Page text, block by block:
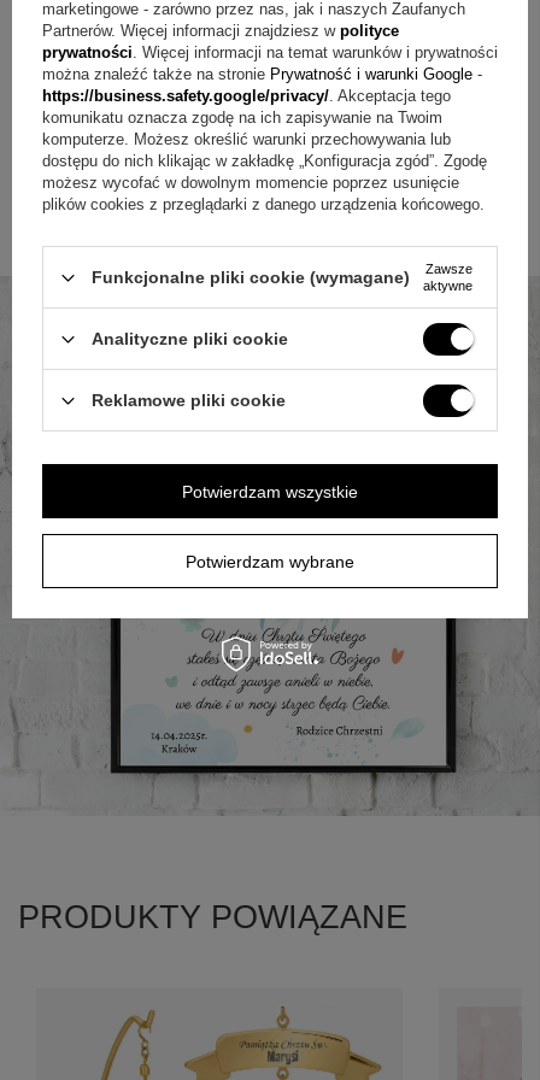
oprawy.
Pamiątka, do której się wraca
Jeśli chcesz podarować coś osobistego i eleganckiego,
wybierz plakat ze zdjęciem dziecka i dedykacją. To
pamiątka, która zostaje w domu na długo i przypomina o
PRODUKTY POWIĄZANE
marketingowe - zarówno przez nas, jak i naszych Zaufanych
Partnerów. Więcej informacji znajdziesz w polityce
prywatności. Więcej informacji na temat warunków i prywatności
można znaleźć także na stronie Prywatność i warunki Google -
https://business.safety.google/privacy/. Akceptacja tego
komunikatu oznacza zgodę na ich zapisywanie na Twoim
komputerze. Możesz określić warunki przechowywania lub
dostępu do nich klikając w zakładkę „Konfiguracja zgód”. Zgodę
możesz wycofać w dowolnym momencie poprzez usunięcie
plików cookies z przeglądarki z danego urządzenia końcowego.
Funkcjonalne pliki cookie (wymagane)
Zawsze
aktywne
Analityczne pliki cookie
Reklamowe pliki cookie
Potwierdzam wybrane
Potwierdzam wszystkie